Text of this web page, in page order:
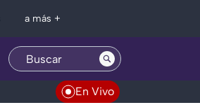
a más +
En Vivo